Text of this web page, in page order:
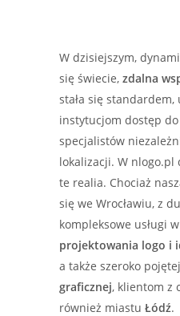
W dzisiejszym,
się świecie, zdalna
stała się
instytucjom dostęp
specjalistów
lokalizacji. W
te realia. Chociaż
się we Wrocławiu, z
kompleksowe usługi
projektowania logo i
a także szeroko pojętej
graficznej, klientom z
również miastu Łódź.